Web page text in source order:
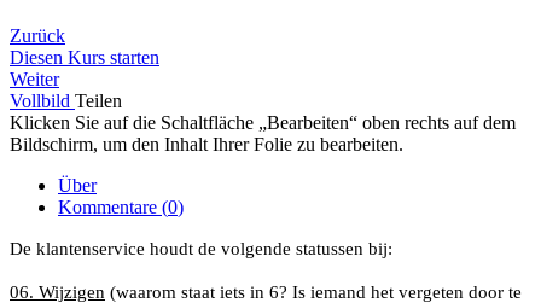
Zurück
Diesen Kurs starten
Weiter
Vollbild Teilen
Klicken Sie auf die Schaltfläche „Bearbeiten“ oben rechts auf dem
Bildschirm, um den Inhalt Ihrer Folie zu bearbeiten.
Über
Kommentare (0)
De klantenservice houdt de volgende statussen bij:
06. Wijzigen (waarom staat iets in 6? Is iemand het vergeten door te